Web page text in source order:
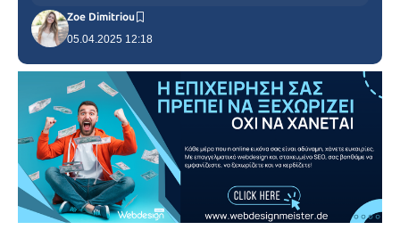
05.04.2025 12:18
Zoe Dimitriou